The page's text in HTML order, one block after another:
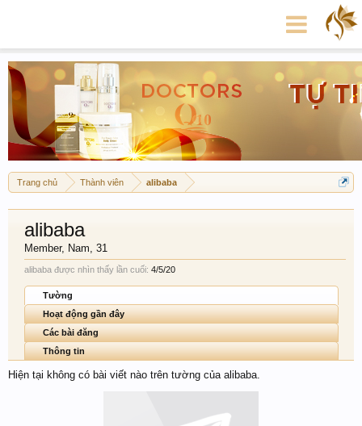
Trang chủ Thành viên alibaba
alibaba
Member, Nam, 31
alibaba được nhìn thấy lần cuối: 4/5/20
Tường
Hoạt động gần đây
Các bài đăng
Thông tin
Hiện tại không có bài viết nào trên tường của alibaba.